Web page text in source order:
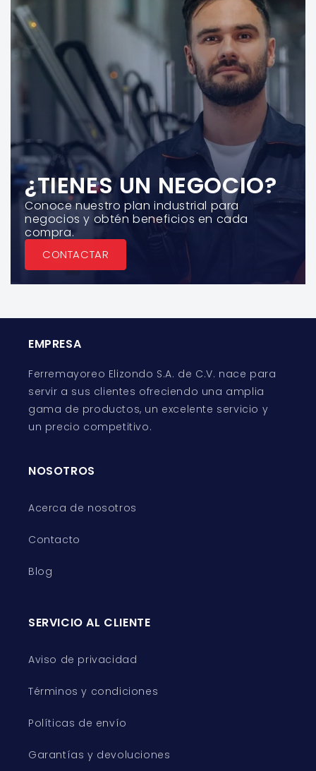
¿TIENES UN NEGOCIO?
Conoce nuestro plan industrial para
negocios y obtén beneficios en cada
compra.
CONTACTAR
EMPRESA
Ferremayoreo Elizondo S.A. de C.V. nace para
servir a sus clientes ofreciendo una amplia
gama de productos, un excelente servicio y
un precio competitivo.
NOSOTROS
Acerca de nosotros
Contacto
Blog
SERVICIO AL CLIENTE
Aviso de privacidad
Términos y condiciones
Políticas de envío
Garantías y devoluciones